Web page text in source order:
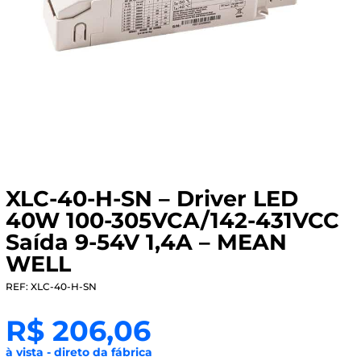
XLC-40-H-SN – Driver LED
40W 100-305VCA/142-431VCC
Saída 9-54V 1,4A – MEAN
WELL
REF: XLC-40-H-SN
R$206,06
à vista - direto da fábrica